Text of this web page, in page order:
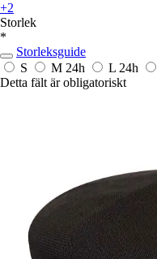
+2
Storlek
*
Storleksguide
S
M 24h L 24h
Detta fält är obligatoriskt